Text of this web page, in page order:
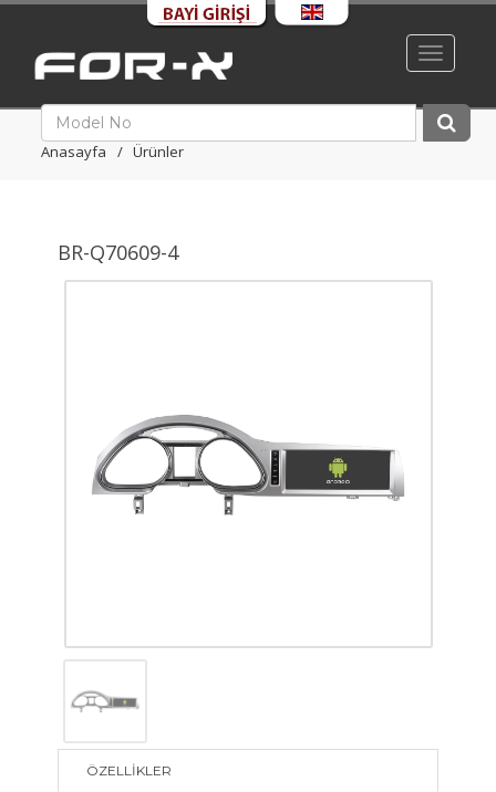
Toggle
Anasayfa Ürünler
BR-Q70609-4
ÖZELLİKLER